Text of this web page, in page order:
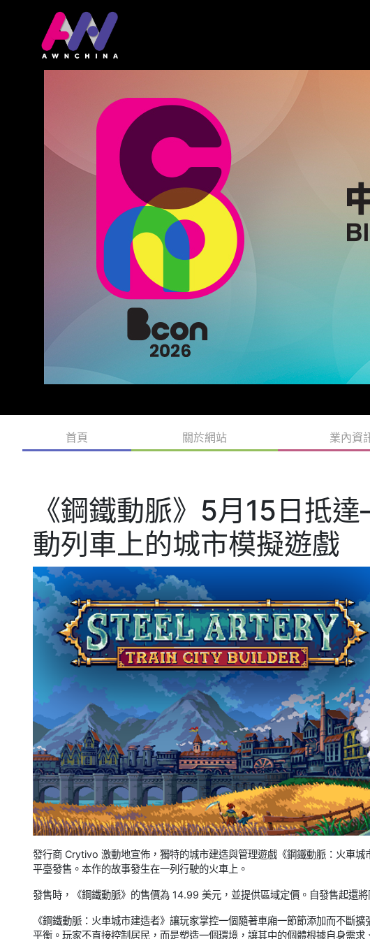
首頁 關於網站 業內資
《鋼鐵動脈》5月15日抵
動列車上的城市模擬遊戲
發行商 Crytivo 激動地宣佈，獨特的城市建造與管理遊戲《鋼鐵動脈：火車
平臺發售。本作的故事發生在一列行駛的火車上。
發售時，《鋼鐵動脈》的售價為 14.99 美元，並提供區域定價。自發售起還
《鋼鐵動脈：火車城市建造者》讓玩家掌控一個隨著車廂一節節添加而不斷
平衡。玩家不直接控制居民，而是塑造一個環境，讓其中的個體根據自身需求